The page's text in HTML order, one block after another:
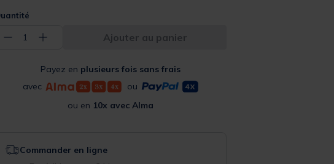
− 1 + Ajouter au panier
Payez en plusieurs fois sans frais
avec
ou
ou en 10x avec Alma
Commander en ligne